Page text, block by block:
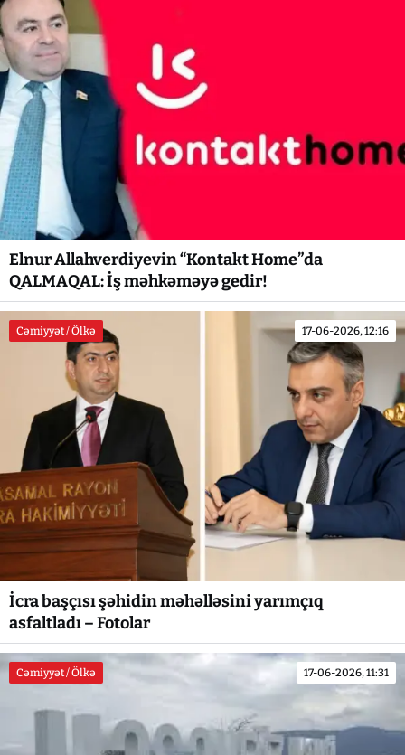
Elnur Allahverdiyevin “Kontakt Home”da
QALMAQAL: İş məhkəməyə gedir!
Cəmiyyət / Ölkə 17-06-2026, 12:16
İcra başçısı şəhidin məhəlləsini yarımçıq
asfaltladı – Fotolar
Cəmiyyət / Ölkə 17-06-2026, 11:31